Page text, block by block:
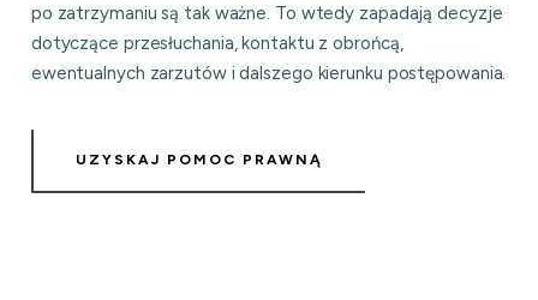
po zatrzymaniu są tak ważne. To wtedy zapadają decyzje
dotyczące przesłuchania, kontaktu z obrońcą,
ewentualnych zarzutów i dalszego kierunku postępowania.
UZYSKAJ POMOC PRAWNĄ